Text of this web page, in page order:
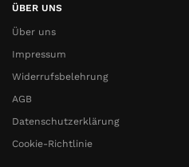
ÜBER UNS
Über uns
Impressum
Widerrufsbelehrung
AGB
Datenschutzerklärung
Cookie-Richtlinie